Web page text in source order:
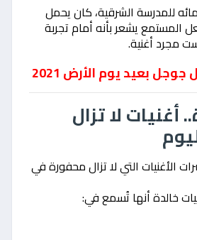
للمدرسة الشرقية، كان يحمل
المستمع يشعر بأنه أمام تجربة
مجرد أغنية.
بعيد يوم الأرض 2021
أغنيات لا تزال
الأغنيات التي لا تزال محفورة في
خالدة أنها تُسمع في: